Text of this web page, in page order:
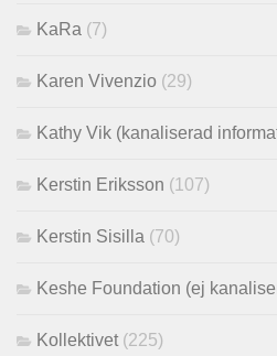
KaRa (7)
Karen Vivenzio (29)
Kathy Vik (kanaliserad
Kerstin Eriksson (107)
Kerstin Sisilla (70)
Keshe Foundation (ej
Kollektivet (225)